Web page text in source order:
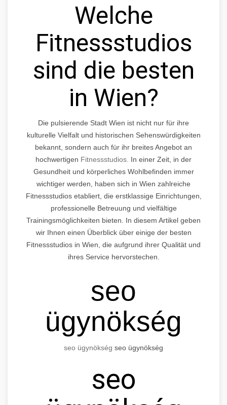
Welche
Fitnessstudios
sind die besten
in Wien?
Die pulsierende Stadt Wien ist nicht nur für ihre
kulturelle Vielfalt und historischen Sehenswürdigkeiten
bekannt, sondern auch für ihr breites Angebot an
hochwertigen Fitnessstudios. In einer Zeit, in der
Gesundheit und körperliches Wohlbefinden immer
wichtiger werden, haben sich in Wien zahlreiche
Fitnessstudios etabliert, die erstklassige Einrichtungen,
professionelle Betreuung und vielfältige
Trainingsmöglichkeiten bieten. In diesem Artikel geben
wir Ihnen einen Überblick über einige der besten
Fitnessstudios in Wien, die aufgrund ihrer Qualität und
ihres Service hervorstechen.
seo
ügynökség
seo ügynökség seo ügynökség
seo